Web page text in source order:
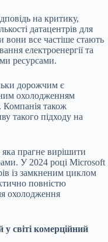
на критику,
датацентрів для
вони все частіше стають
електроенергії та
ресурсами.
дорожчим є
охолодженням
Компанія також
такого підходу на
прагне вирішити
У 2024 році Microsoft
із замкненим циклом
повністю
охолодження
світі комерційний